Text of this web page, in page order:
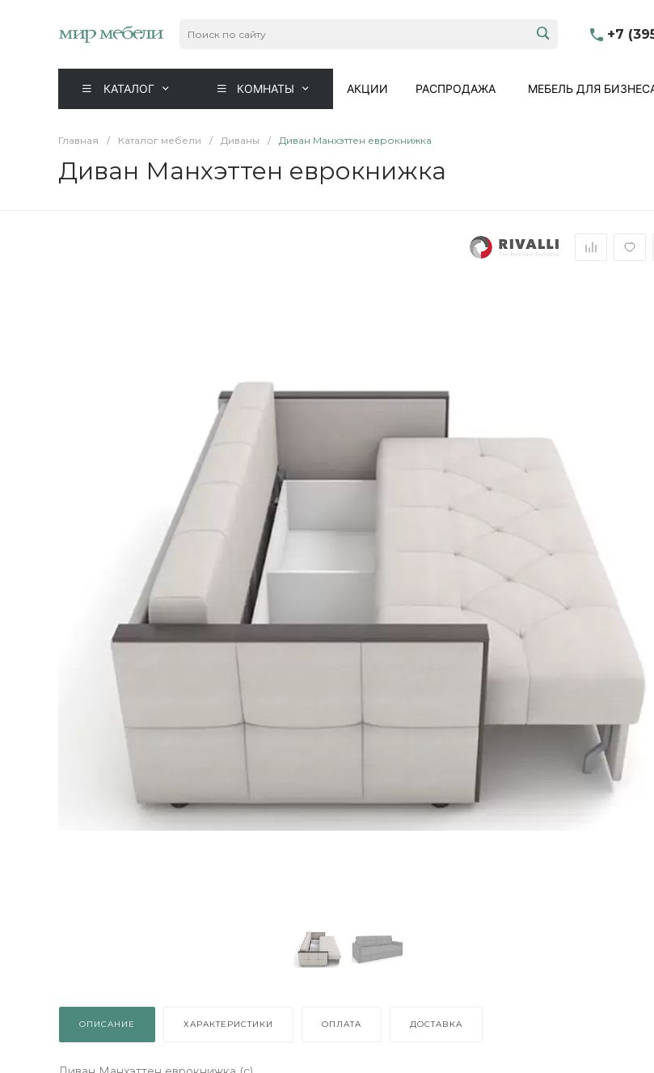
+7
КАТАЛОГ КОМНАТЫ АКЦИИ РАСПРОДАЖА МЕБЕЛЬ ДЛЯ
Главная / Каталог мебели / Диваны / Диван Манхэттен еврокнижка
Диван Манхэттен еврокнижка
ОПИСАНИЕ ХАРАКТЕРИСТИКИ ОПЛАТА ДОСТАВКА